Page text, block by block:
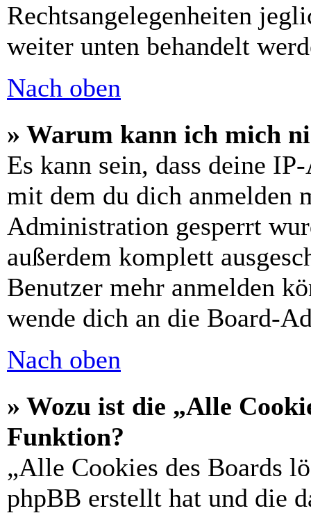
Rechtsangelegenheiten
weiter unten behandelt
Nach oben
» Warum kann ich mich
Es kann sein, dass deine
mit dem du dich anmelden
Administration gesperrt
außerdem komplett
Benutzer mehr anmelden
wende dich an die Board-
Nach oben
» Wozu ist die „Alle
Funktion?
„Alle Cookies des Boards
phpBB erstellt hat und die